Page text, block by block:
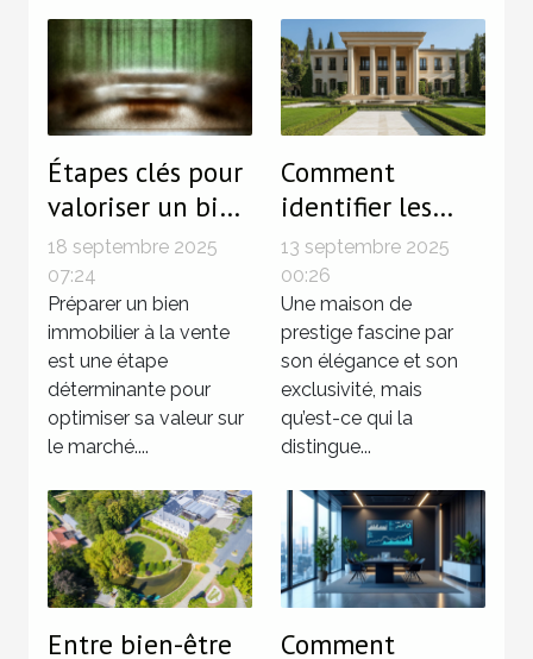
Étapes clés pour
valoriser un bien
avant la vente ?
18 septembre 2025
07:24
Préparer un bien
immobilier à la vente
est une étape
déterminante pour
optimiser sa valeur sur
le marché....
Comment
identifier les
caractéristiques
d'une maison de
prestige ?
13 septembre 2025
00:26
Une maison de
prestige fascine par
son élégance et son
exclusivité, mais
qu’est-ce qui la
distingue...
Entre bien-être
Comment